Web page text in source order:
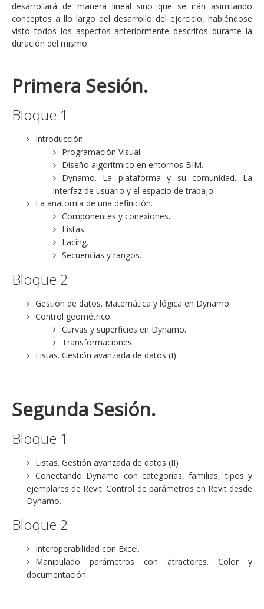
desarrollará de manera lineal sino que se irán asimilando
conceptos a llo largo del desarrollo del ejercicio, habiéndose
visto todos los aspectos anteriormente descritos durante la
duración del mismo.
Primera Sesión.
Bloque 1
Introducción.
Programación Visual.
Diseño algorítmico en entornos BIM.
Dynamo. La plataforma y su comunidad. La
interfaz de usuario y el espacio de trabajo.
La anatomía de una definición.
Componentes y conexiones.
Listas.
Lacing.
Secuencias y rangos.
Bloque 2
Gestión de datos. Matemática y lógica en Dynamo.
Control geométrico.
Curvas y superficies en Dynamo.
Transformaciones.
Listas. Gestión avanzada de datos (I)
Segunda Sesión.
Bloque 1
Listas. Gestión avanzada de datos (II)
Conectando Dynamo con categorías, familias, tipos y
ejemplares de Revit. Control de parámetros en Revit desde
Dynamo.
Bloque 2
Interoperabilidad con Excel.
Manipulado parámetros con atractores. Color y
documentación.